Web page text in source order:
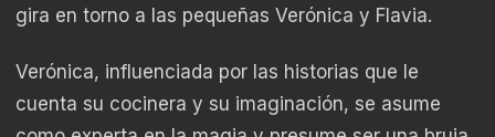
gira en torno a las pequeñas Verónica y Flavia.
Verónica, influenciada por las historias que le
cuenta su cocinera y su imaginación, se asume